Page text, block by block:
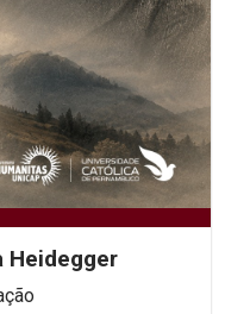
Heidegger